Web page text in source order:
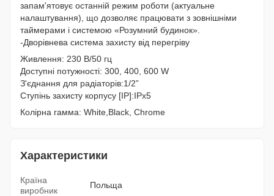
запам'ятовує останній режим роботи (актуальне
налаштування), що дозволяє працювати з зовнішніми
таймерами і системою «Розумний будинок».
-Дворівнева система захисту від перегріву
Живлення: 230 В/50 гц
Доступні потужності: 300, 400, 600 W
З'єднання для радіаторів:1/2”
Ступінь захисту корпусу [IP]:IPx5
Колірна гамма: White,Black, Chrome
Характеристики
Країна
виробник
Польща